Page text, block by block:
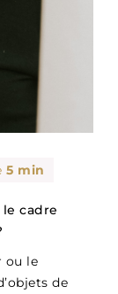
5 min
cadre
ou le
de